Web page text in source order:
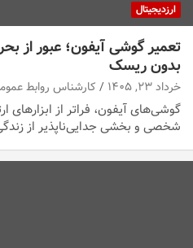
ارزدیجیتال
تعمیر گوشی آیفون؛ عبور از
بدون ریسک
خرداد ۲۳, ۱۴۰۵ کارشناس روابط
گوشی‌های آیفون، فراتر از ابزارهای
شخصی و بخشی جدایی‌ناپذیر از